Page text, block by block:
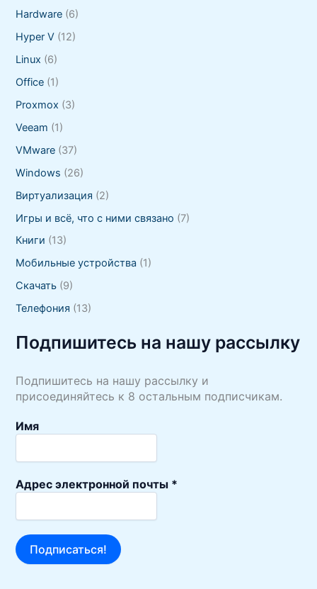
Hardware (6)
Hyper V (12)
Linux (6)
Office (1)
Proxmox (3)
Veeam (1)
VMware (37)
Windows (26)
Виртуализация (2)
Игры и всё, что с ними связано (7)
Книги (13)
Мобильные устройства (1)
Скачать (9)
Телефония (13)
Подпишитесь на нашу рассылку
Подпишитесь на нашу рассылку и
присоединяйтесь к 8 остальным подписчикам.
Имя
Адрес электронной почты *